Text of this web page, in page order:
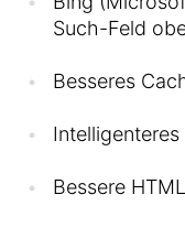
Such-Feld
Besseres
Bessere